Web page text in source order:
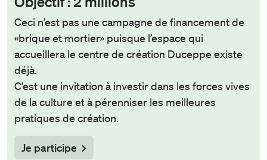
Ceci n’est pas une campagne de financement de
«brique et mortier» puisque l’espace qui
accueillera le centre de création Duceppe existe
déjà.
C’est une invitation à investir dans les forces vives
de la culture et à pérenniser les meilleures
pratiques de création.
Je participe